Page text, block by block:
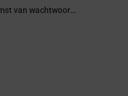
Wat brengt de toekomst van wachtwoorden?